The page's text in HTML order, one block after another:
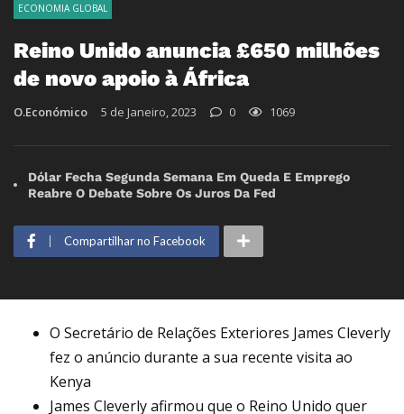
ECONOMIA GLOBAL
Reino Unido anuncia£650 milhões
de novo apoio à África
O.Económico 5 de Janeiro, 2023 0 1069
Dólar Fecha Segunda Semana Em Queda E Emprego
Reabre O Debate Sobre Os Juros Da Fed
Compartilhar no Facebook
O Secretário de Relações Exteriores James Cleverly
fez o anúncio durante a sua recente visita ao
Kenya
James Cleverly afirmou que o Reino Unido quer